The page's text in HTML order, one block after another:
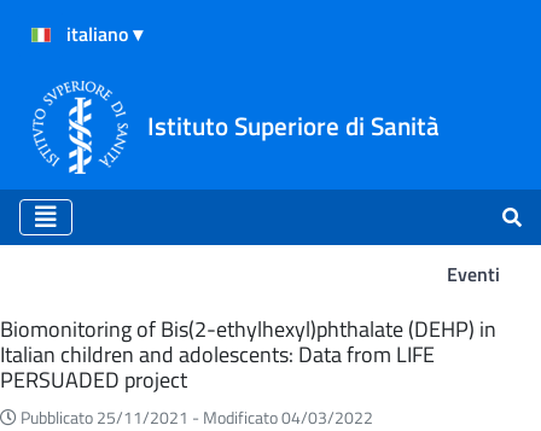
Istituto Superiore di Sanità
Eventi
Eventi
Biomonitoring of Bis(2-ethylhexyl)phthalate (DEHP) in
Italian children and adolescents: Data from LIFE
PERSUADED project
Pubblicato 25/11/2021 - Modificato 04/03/2022